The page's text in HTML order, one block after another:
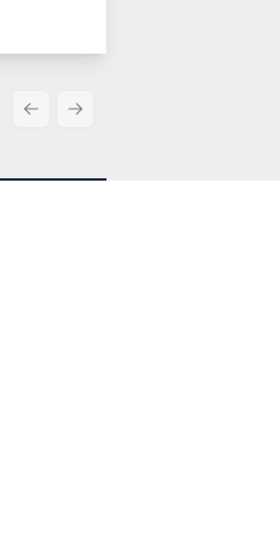
Previous slide
Next slide